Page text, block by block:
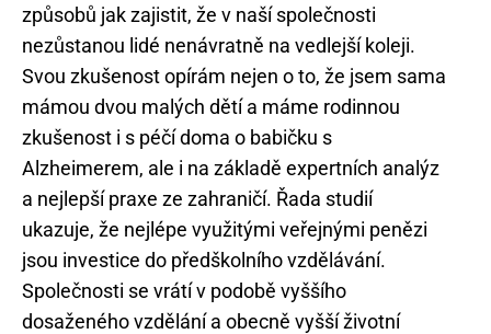
způsobů jak zajistit, že v naší společnosti
nezůstanou lidé nenávratně na vedlejší koleji.
Svou zkušenost opírám nejen o to, že jsem sama
mámou dvou malých dětí a máme rodinnou
zkušenost i s péčí doma o babičku s
Alzheimerem, ale i na základě expertních analýz
a nejlepší praxe ze zahraničí. Řada studií
ukazuje, že nejlépe využitými veřejnými penězi
jsou investice do předškolního vzdělávání.
Společnosti se vrátí v podobě vyššího
dosaženého vzdělání a obecně vyšší životní